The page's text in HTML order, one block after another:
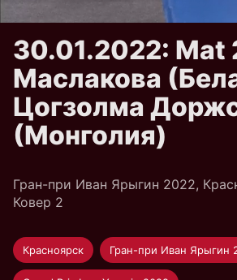
30.01.2022: Mat
Маслакова
Цогзолма
(Монголия)
Гран-при Иван Ярыгин 2022,
Ковер 2
Красноярск Гран-при Иван Ярыгин